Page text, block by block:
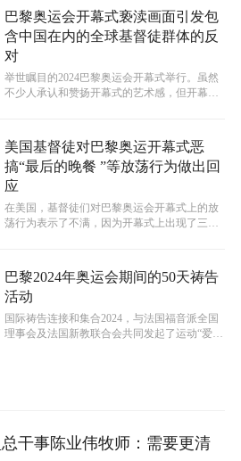
巴黎奥运会开幕式亵渎画面引发包
含中国在内的全球基督徒群体的反
对
举世瞩目的2024巴黎奥运会开幕式举行。虽然
不少人承认和赞扬开幕式的艺术感，但开幕式
美国基督徒对巴黎奥运开幕式恶
搞“最后的晚餐 ”等放荡行为做出回
应
在美国，基督徒们对巴黎奥运会开幕式上的放
荡行为表示了不满，因为开幕式上出现了三角
巴黎2024年奥运会期间的50天祷告
活动
国际祷告连接和集合2024，与法国福音派全国
理事会及法国新教联合会共同发起了运动“爱法
干事陈业伟牧师：需要更清